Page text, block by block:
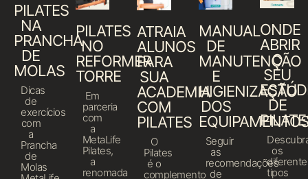
PILATES
NA
PRANCHA
DE
MOLAS
Dicas
de
exercícios
com
a
Prancha
de
Molas
PILATES
NO
REFORMER
TORRE
Em
parceria
com
a
MetaLife
Pilates,
a
renomada
ATRAIA
ALUNOS
PARA
SUA
ACADEMIA
COM
PILATES
O
Pilates
é o
complemento
MANUAL
DE
MANUTENÇÃO
E
HIGIENIZAÇÃO
DOS
Seguir
as
recomendações
de
ONDE
ABRIR
O
SEU
DE
os
tipos